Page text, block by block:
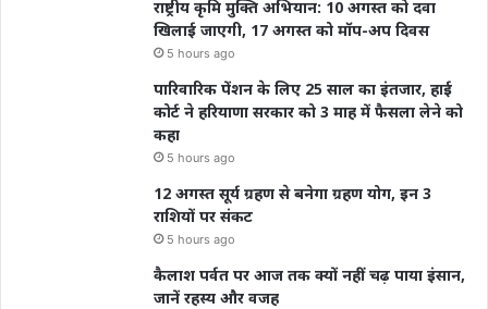
राष्ट्रीय कृमि मुक्ति अभियान: 10 अगस्त को दवा
खिलाई जाएगी, 17 अगस्त को मॉप-अप दिवस
5 hours ago
पारिवारिक पेंशन के लिए 25 साल का इंतजार, हाई
कोर्ट ने हरियाणा सरकार को 3 माह में फैसला लेने को
कहा
5 hours ago
12 अगस्त सूर्य ग्रहण से बनेगा ग्रहण योग, इन 3
राशियों पर संकट
5 hours ago
कैलाश पर्वत पर आज तक क्यों नहीं चढ़ पाया इंसान,
जानें रहस्य और वजह